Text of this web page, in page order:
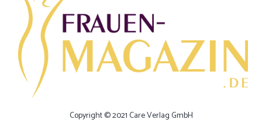
Copyright © 2021 Care Verlag GmbH